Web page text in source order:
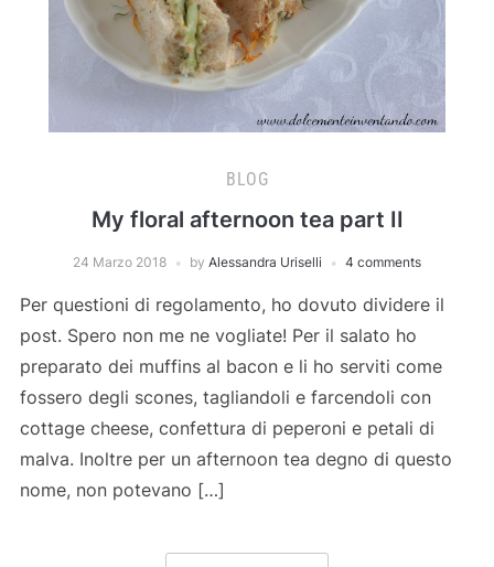
BLOG
My floral afternoon tea part II
24 Marzo 2018 by Alessandra Uriselli 4 comments
Per questioni di regolamento, ho dovuto dividere il
post. Spero non me ne vogliate! Per il salato ho
preparato dei muffins al bacon e li ho serviti come
fossero degli scones, tagliandoli e farcendoli con
cottage cheese, confettura di peperoni e petali di
malva. Inoltre per un afternoon tea degno di questo
nome, non potevano […]